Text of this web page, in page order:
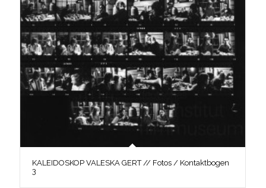
KALEIDOSKOP VALESKA GERT // Fotos / Kontaktbogen
3